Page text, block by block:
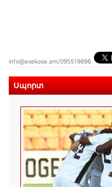
info@asekose.am/095519696
Սպորտ